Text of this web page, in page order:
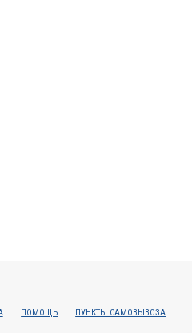
ПОМОЩЬ ПУНКТЫ САМОВЫВОЗА